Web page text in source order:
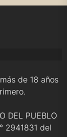
de 18 años
DEL PUEBLO
2941831 del